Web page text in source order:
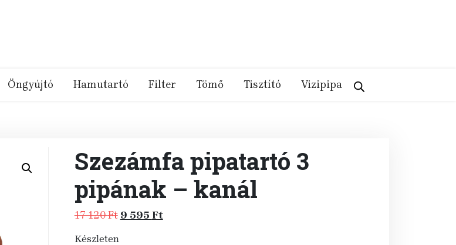
Öngyújtó Hamutartó Filter Tömő Tisztító Vizipipa
Szezámfa pipatartó 3
pipának – kanál
17 120Ft Original
9 595 FtCurrent
Készleten